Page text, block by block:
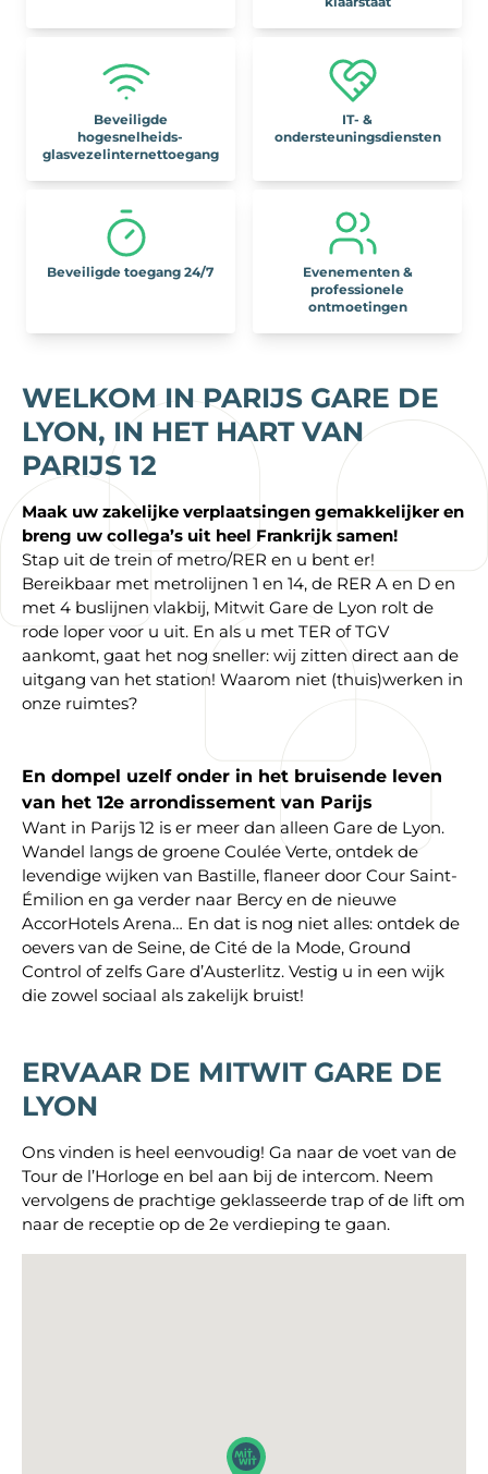
Beveiligde
hogesnelheids-
glasvezelinternettoegang
IT- &
ondersteuningsdiensten
Beveiligde toegang 24/7
Evenementen &
professionele
ontmoetingen
WELKOM IN PARIJS GARE DE
LYON, IN HET HART VAN
PARIJS 12
Maak uw zakelijke verplaatsingen gemakkelijker en
breng uw collega’s uit heel Frankrijk samen!
Stap uit de trein of metro/RER en u bent er!
Bereikbaar met metrolijnen 1 en 14, de RER A en D en
met 4 buslijnen vlakbij, Mitwit Gare de Lyon rolt de
rode loper voor u uit. En als u met TER of TGV
aankomt, gaat het nog sneller: wij zitten direct aan de
uitgang van het station! Waarom niet (thuis)werken in
onze ruimtes?
En dompel uzelf onder in het bruisende leven
van het 12e arrondissement van Parijs
Want in Parijs 12 is er meer dan alleen Gare de Lyon.
Wandel langs de groene Coulée Verte, ontdek de
levendige wijken van Bastille, flaneer door Cour Saint-
Émilion en ga verder naar Bercy en de nieuwe
AccorHotels Arena… En dat is nog niet alles: ontdek de
oevers van de Seine, de Cité de la Mode, Ground
Control of zelfs Gare d’Austerlitz. Vestig u in een wijk
die zowel sociaal als zakelijk bruist!
ERVAAR DE MITWIT GARE DE
LYON
Ons vinden is heel eenvoudig! Ga naar de voet van de
Tour de l’Horloge en bel aan bij de intercom. Neem
vervolgens de prachtige geklasseerde trap of de lift om
naar de receptie op de 2e verdieping te gaan.